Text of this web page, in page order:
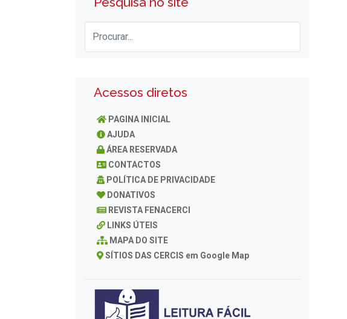
Acessos diretos
PAGINA INICIAL
AJUDA
ÁREA RESERVADA
CONTACTOS
POLÍTICA DE PRIVACIDADE
DONATIVOS
REVISTA FENACERCI
LINKS ÚTEIS
MAPA DO SITE
SÍTIOS DAS CERCIS em Google Map